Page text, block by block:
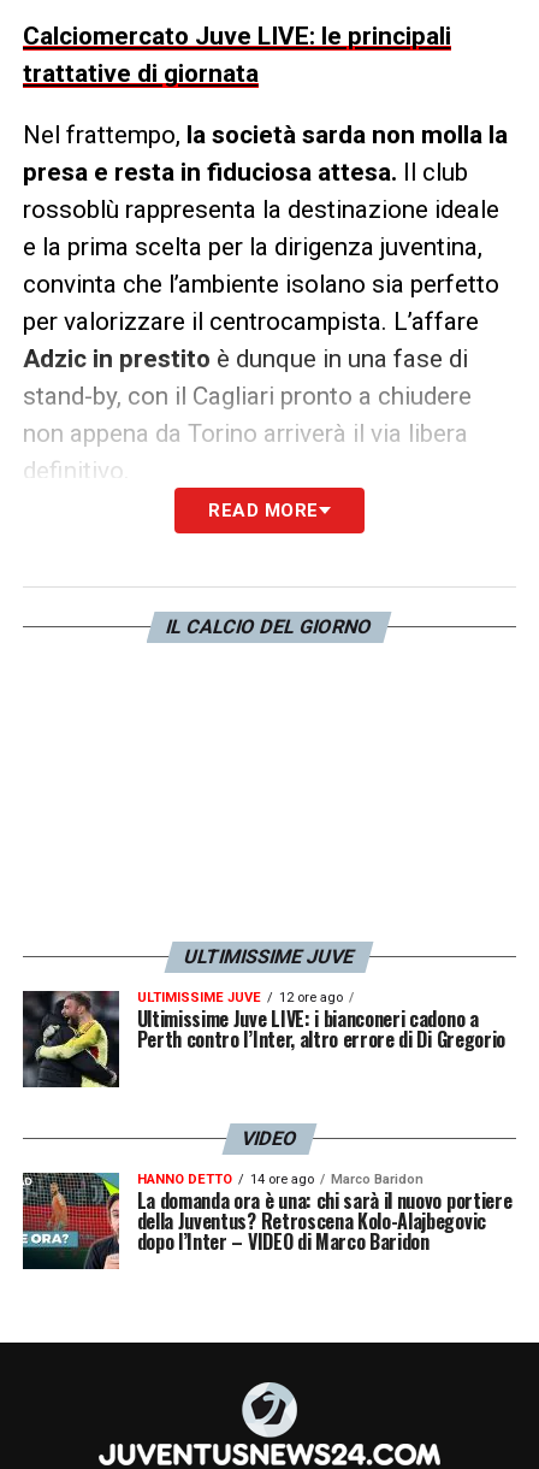
Calciomercato Juve LIVE: le principali
trattative di giornata
Nel frattempo, la società sarda non molla la
presa e resta in fiduciosa attesa. Il club
rossoblù rappresenta la destinazione ideale
e la prima scelta per la dirigenza juventina,
convinta che l’ambiente isolano sia perfetto
per valorizzare il centrocampista. L’affare
Adzic in prestito è dunque in una fase di
stand-by, con il Cagliari pronto a chiudere
non appena da Torino arriverà il via libera
definitivo.
READ MORE
IL CALCIO DEL GIORNO
ULTIMISSIME JUVE
ULTIMISSIME JUVE 12 ore ago
Ultimissime Juve LIVE: i bianconeri cadono a
Perth contro l’Inter, altro errore di Di Gregorio
VIDEO
HANNO DETTO 14 ore ago Marco Baridon
La domanda ora è una: chi sarà il nuovo portiere
della Juventus? Retroscena Kolo-Alajbegovic
dopo l’Inter – VIDEO di Marco Baridon